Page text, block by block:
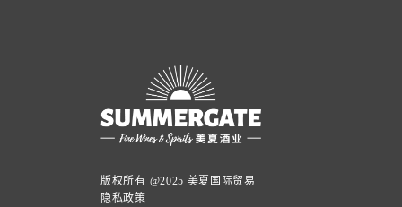
版权所有 @2025 美夏国际贸易
隐私政策